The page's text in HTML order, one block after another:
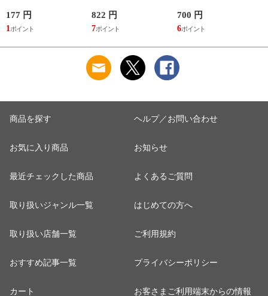
( 4521684750433 )
177 円
1
822 円
7
かえ用 380mL
700 円
6
商品を探す
お気に入り商品
最近チェックした商品
取り扱いジャンル一覧
取り扱い店舗一覧
おすすめ記事一覧
カート
ヘルプ／お問い合わせ
お知らせ
よくあるご質問
はじめての方へ
ご利用規約
プライバシーポリシー
お客さまご利用端末からの情報